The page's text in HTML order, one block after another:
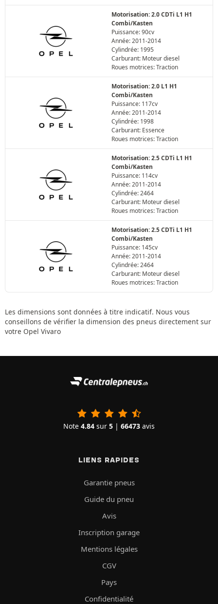
Motorisation: 2.0 CDTi L1 H1
Combi/Kasten
Puissance: 90cv
Année: 2011-2014
Cylindrée: 1995
Carburant: Moteur diesel
Roues motrices: Traction
Motorisation: 2.0 L1 H1
Combi/Kasten
Puissance: 117cv
Année: 2011-2014
Cylindrée: 1998
Carburant: Essence
Roues motrices: Traction
Motorisation: 2.5 CDTi L1 H1
Combi/Kasten
Puissance: 114cv
Année: 2011-2014
Cylindrée: 2464
Carburant: Moteur diesel
Roues motrices: Traction
Motorisation: 2.5 CDTi L1 H1
Combi/Kasten
Puissance: 145cv
Année: 2011-2014
Cylindrée: 2464
Carburant: Moteur diesel
Roues motrices: Traction
Les dimensions sont données à titre indicatif. Nous vous
conseillons de vérifier la dimension des pneus directement sur
votre Opel Vivaro
Note 4.84 sur 5 | 66473 avis
LIENS RAPIDES
Garantie pneus
Guide du pneu
Avis
Inscription garage
Mentions légales
CGV
Pays
Confidentialité